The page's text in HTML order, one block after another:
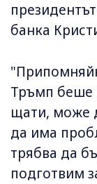
банка
Тръмп беше
щати, може
да има
трябва да
подготвим